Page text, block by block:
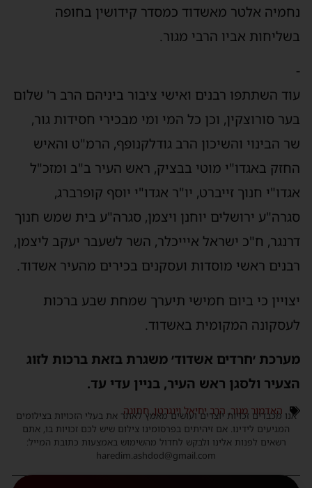
נחמיה אלטר מאשדוד כמסדר קידושין בחופה
בשליחות אביו הרבי מגור.
-
עוד השתתפו רבנים ואישי ציבור ביניהם הרב ר' שלום
בער סורוצקין, וכן כל המי ומי מבכירי חסידות גור,
שר הבינוי והשיכון הרב גודלקנופף, הרמ"ט והאיש
החזק באגדו"י מוטי בבציק, ראש העיר ב"ב ומזכ"ל
אגדו"י חנוך זייברט, יו"ר אגדו"י יוסף קופרברג,
סגרה"ע ירושלים יוחנן ויצמן, סגרה"ע בית שמש חנוך
דרנגר, ח"כ ישראל איייכלר, השר לשעבר יעקב ליצמן,
רבנים ראשי מוסדות ועסקנים בכירים מהעיר אשדוד.
יצויין כי ביום חמישי תיערך שמחת שבע ברכות
לעסקונה המקומית באשדוד.
מערכת ׳חרדים אשדוד׳ משגרת בזאת ברכות לזוג
הצעיר ולסגן ראש העיר, בניין עדי עד.
האדמור מגור, הרב יחיאל וינגרטן,חתונה
אנו מכבדים זכויות יוצרים ועושים מאמץ לאתר את בעלי הזכויות בצילומים
המגיעים לידינו. אם זיהיתים בפרסומינו צילום שיש לכם זכויות בו, אתם
רשאים לפנות אלינו ולבקש לחדול מהשימוש באמצעות כתובת המייל:
haredim.ashdod@gmail.com